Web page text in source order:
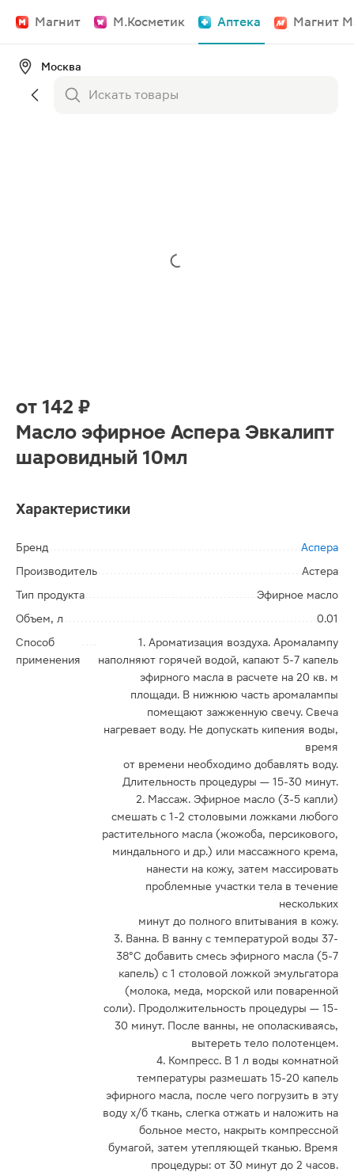
Магнит М.Косметик Аптека Магнит
Москва
от 142 ₽
Масло эфирное Аспера Эвкалипт
шаровидный 10мл
Характеристики
Бренд
Аспера
Производитель
Астера
Тип продукта
Эфирное масло
Объем, л
0.01
Способ
применения
1. Ароматизация воздуха. Аромалампу
наполняют горячей водой, капают 5-7 капель
эфирного масла в расчете на 20 кв. м
площади. В нижнюю часть аромалампы
помещают зажженную свечу. Свеча
нагревает воду. Не допускать кипения воды,
время
от времени необходимо добавлять воду.
Длительность процедуры — 15-30 минут.
2. Массаж. Эфирное масло (3-5 капли)
смешать с 1-2 столовыми ложками любого
растительного масла (жожоба, персикового,
миндального и др.) или массажного крема,
нанести на кожу, затем массировать
проблемные участки тела в течение
нескольких
минут до полного впитывания в кожу.
3. Ванна. В ванну с температурой воды 37-
38°C добавить смесь эфирного масла (5-7
капель) с 1 столовой ложкой эмульгатора
(молока, меда, морской или поваренной
соли). Продолжительность процедуры — 15-
30 минут. После ванны, не ополаскиваясь,
вытереть тело полотенцем.
4. Компресс. В 1 л воды комнатной
температуры размешать 15-20 капель
эфирного масла, после чего погрузить в эту
воду х/б ткань, слегка отжать и наложить на
больное место, накрыть компрессной
бумагой, затем утепляющей тканью. Время
процедуры: от 30 минут до 2 часов.